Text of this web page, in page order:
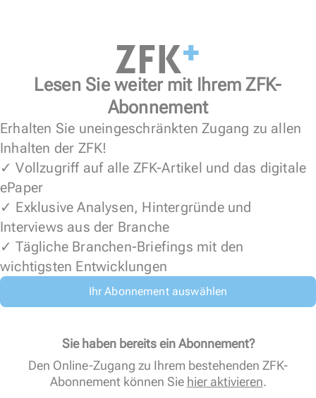
Lesen Sie weiter mit Ihrem ZFK-
Abonnement
Erhalten Sie uneingeschränkten Zugang zu allen
Inhalten der ZFK!
✓ Vollzugriff auf alle ZFK-Artikel und das digitale
ePaper
✓ Exklusive Analysen, Hintergründe und
Interviews aus der Branche
✓ Tägliche Branchen-Briefings mit den
wichtigsten Entwicklungen
Ihr Abonnement auswählen
Sie haben bereits ein Abonnement?
Den Online-Zugang zu Ihrem bestehenden ZFK-
Abonnement können Sie hier aktivieren.